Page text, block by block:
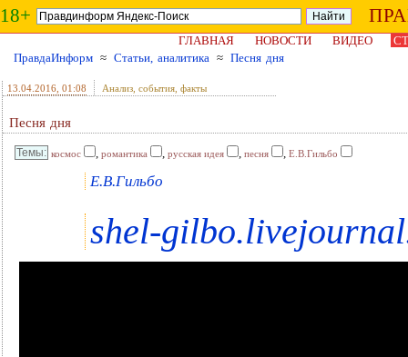
18+
ГЛАВНАЯ НОВОСТИ ВИДЕО
ПравдаИнформ ≈ Статьи, аналитика ≈ Песня дня
13.04.2016 , 01:08 Анализ, события, факты
Песня дня
космос , романтика , русская идея , песня , Е.В.Гильбо
Е.В.Гильбо
shel-